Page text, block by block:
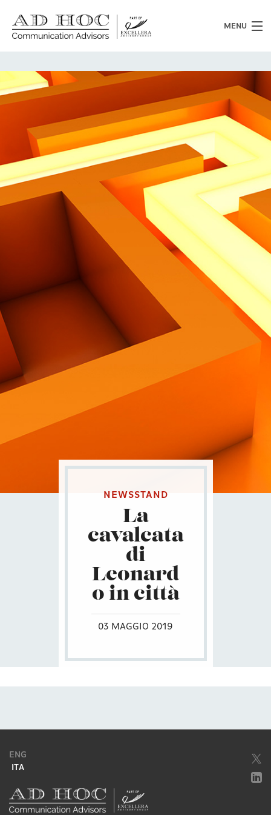
MENU
Chi siamo
Cosa facciamo
News
Clienti
Heritage
Lavora con noi
Eng|Ita
NEWSSTAND
La
cavalcata
di
Leonard
o in città
03 MAGGIO 2019
ENG
ITA